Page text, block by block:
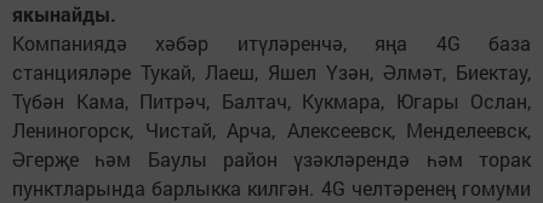
якынайды.
Компаниядә хәбәр итүләренчә, яңа 4G база
станцияләре Тукай, Лаеш, Яшел Үзән, Әлмәт, Биектау,
Түбән Кама, Питрәч, Балтач, Кукмара, Югары Ослан,
Лениногорск, Чистай, Арча, Алексеевск, Менделеевск,
Әгерҗе һәм Баулы район үзәкләрендә һәм торак
пунктларында барлыкка килгән. 4G челтәренең гомуми